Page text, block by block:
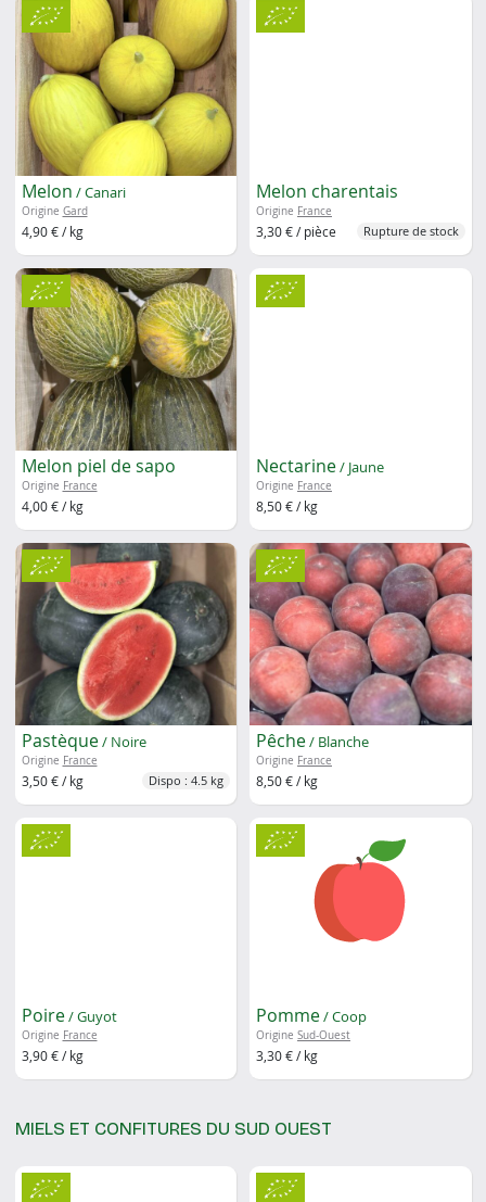
Melon / Canari
Origine Gard
4,90 € / kg
Melon charentais
Origine France
3,30 € / pièce Rupture de stock
Melon piel de sapo
Origine France
4,00 € / kg
Nectarine/ Jaune
Origine France
8,50 € / kg
Pastèque/ Noire
Origine France
3,50 € / kg Dispo : 4.5 kg
Pêche/ Blanche
Origine France
8,50 € / kg
Poire/ Guyot
Origine France
3,90 € / kg
Pomme/ Coop
Origine Sud-Ouest
3,30 € / kg
MIELS ET CONFITURES DU SUD OUEST